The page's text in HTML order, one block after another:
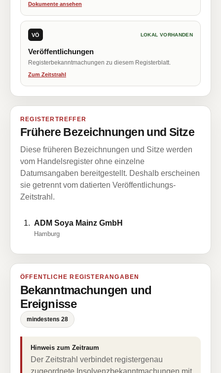
Dokumente ansehen
VÖ LOKAL VORHANDEN
Veröffentlichungen
Registerbekanntmachungen zu diesem Registerblatt.
Zum Zeitstrahl
REGISTERTREFFER
Frühere Bezeichnungen und Sitze
Diese früheren Bezeichnungen und Sitze werden
vom Handelsregister ohne einzelne
Datumsangaben bereitgestellt. Deshalb erscheinen
sie getrennt vom datierten Veröffentlichungs-
Zeitstrahl.
ADM Soya Mainz GmbH
Hamburg
ÖFFENTLICHE REGISTERANGABEN
Bekanntmachungen und
Ereignisse
mindestens 28
Hinweis zum Zeitraum
Der Zeitstrahl verbindet registergenau
zugeordnete Insolvenzbekanntmachungen mit